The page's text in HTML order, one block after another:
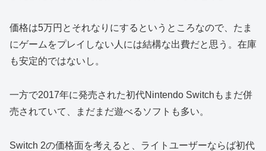
価格は5万円とそれなりにするというところなので、たま
にゲームをプレイしない人には結構な出費だと思う。在庫
も安定的ではないし。
一方で2017年に発売された初代Nintendo Switchもまだ併
売されていて、まだまだ遊べるソフトも多い。
Switch 2の価格面を考えると、ライトユーザーならば初代